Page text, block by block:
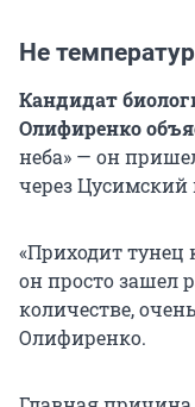
Не
Кандидат
Олифиренко
неба» — он
через Цусимский
«Приходит тунец
он просто зашел
количестве,
Олифиренко.